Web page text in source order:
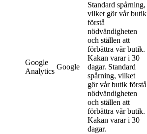
Google
Analytics
Google
Standard spårning,
vilket gör vår butik
förstå
nödvändigheten
och ställen att
förbättra vår butik.
Kakan varar i 30
dagar. Standard
spårning, vilket
gör vår butik förstå
nödvändigheten
och ställen att
förbättra vår butik.
Kakan varar i 30
dagar.